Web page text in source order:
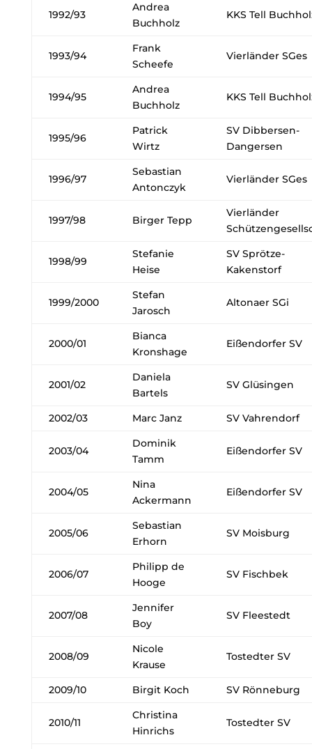
1992/93
Andrea
Buchholz
KKS Tell
1993/94
Frank
Scheefe
Vierländer SGes
1994/95
Andrea
Buchholz
KKS Tell
1995/96
Patrick
Wirtz
SV Dibbersen-
Dangersen
1996/97
Sebastian
Antonczyk
Vierländer SGes
1997/98 Birger Tepp
Vierländer
1998/99
Stefanie
Heise
SV Sprötze-
Kakenstorf
1999/2000
Stefan
Jarosch
Altonaer SGi
2000/01
Bianca
Kronshage
Eißendorfer SV
2001/02
Daniela
Bartels
SV Glüsingen
2002/03 Marc Janz SV Vahrendorf
2003/04
Dominik
Tamm
Eißendorfer SV
2004/05
Nina
Ackermann
Eißendorfer SV
2005/06
Sebastian
Erhorn
SV Moisburg
2006/07
Philipp de
Hooge
SV Fischbek
2007/08
Jennifer
Boy
SV Fleestedt
2008/09
Nicole
Krause
Tostedter SV
2009/10 Birgit Koch SV Rönneburg
2010/11
Christina
Hinrichs
Tostedter SV